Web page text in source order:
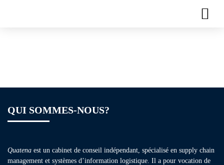
QUI SOMMES-NOUS?
Quatena est un cabinet de conseil indépendant, spécialisé en supply chain
management et systèmes d’information logistique. Il a pour vocation de